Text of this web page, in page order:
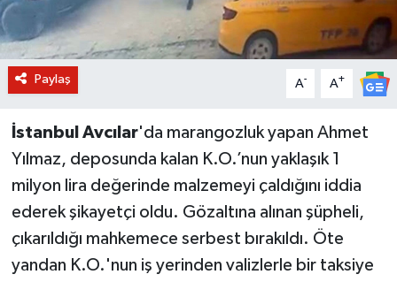
Paylaş A- A+
İstanbul Avcılar'da marangozluk yapan Ahmet
Yılmaz, deposunda kalan K.O.’nun yaklaşık 1
milyon lira değerinde malzemeyi çaldığını iddia
ederek şikayetçi oldu. Gözaltına alınan şüpheli,
çıkarıldığı mahkemece serbest bırakıldı. Öte
yandan K.O.'nun iş yerinden valizlerle bir taksiye